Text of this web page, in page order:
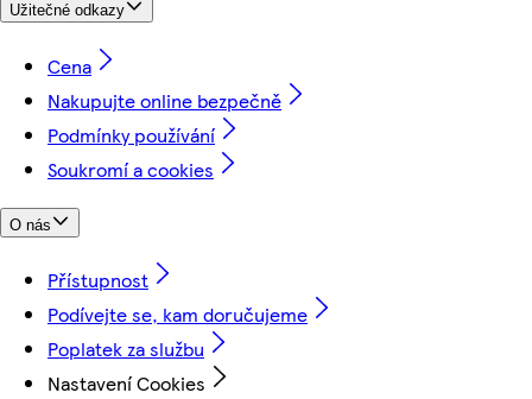
Užitečné odkazy
Cena
Nakupujte online bezpečně
Podmínky používání
Soukromí a cookies
O nás
Přístupnost
Podívejte se, kam doručujeme
Poplatek za službu
Nastavení Cookies